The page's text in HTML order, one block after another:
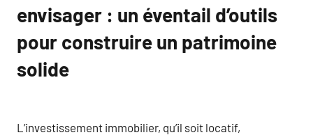
envisager : un éventail d’outils
pour construire un patrimoine
solide
L’investissement immobilier, qu’il soit locatif,